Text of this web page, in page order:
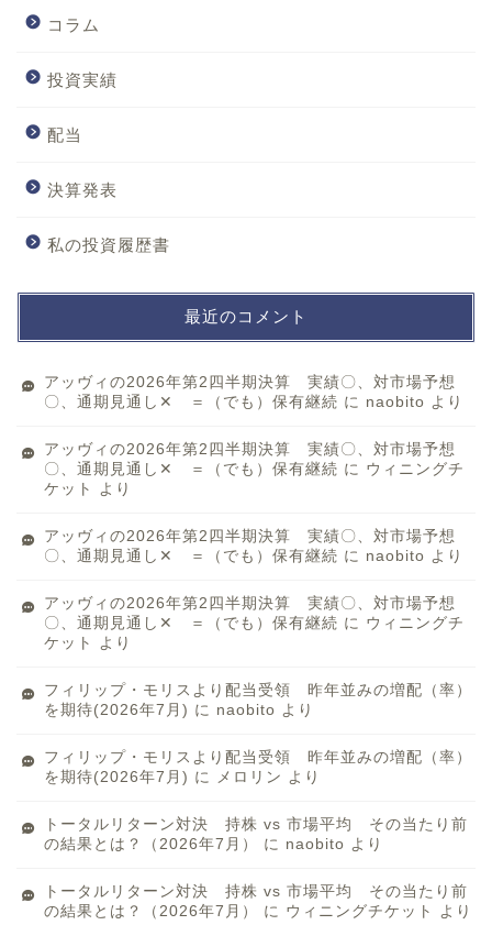
コラム
投資実績
配当
決算発表
私の投資履歴書
最近のコメント
アッヴィの2026年第2四半期決算 実績〇、対市場予想
〇、通期見通し✕ ＝（でも）保有継続 に naobito より
アッヴィの2026年第2四半期決算 実績〇、対市場予想
〇、通期見通し✕ ＝（でも）保有継続 に ウィニングチ
ケット
より
アッヴィの2026年第2四半期決算 実績〇、対市場予想
〇、通期見通し✕ ＝（でも）保有継続 に naobito より
アッヴィの2026年第2四半期決算 実績〇、対市場予想
〇、通期見通し✕ ＝（でも）保有継続 に ウィニングチ
ケット
より
フィリップ・モリスより配当受領 昨年並みの増配（率）
を期待(2026年7月) に naobito より
フィリップ・モリスより配当受領 昨年並みの増配（率）
を期待(2026年7月) に メロリン より
トータルリターン対決 持株 vs 市場平均 その当たり前
の結果とは？（2026年7月）
に naobito より
トータルリターン対決 持株 vs 市場平均 その当たり前
の結果とは？（2026年7月）
に ウィニングチケット より